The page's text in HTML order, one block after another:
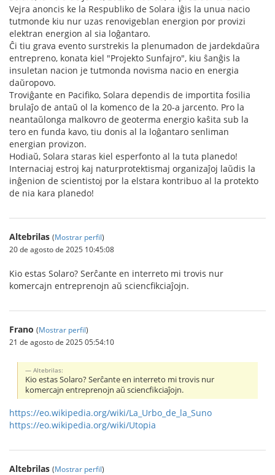
Vejra anoncis ke la Respubliko de Solara iĝis la unua nacio
tutmonde kiu nur uzas renovigeblan energion por provizi
elektran energion al sia loĝantaro.
Ĉi tiu grava evento surstrekis la plenumadon de jardekdaŭra
entrepreno, konata kiel "Projekto Sunfajro", kiu ŝanĝis la
insuletan nacion je tutmonda novisma nacio en energia
daŭropovo.
Troviĝante en Pacifiko, Solara dependis de importita fosilia
brulaĵo de antaŭ ol la komenco de la 20-a jarcento. Pro la
neantaŭlonga malkovro de geoterma energio kaŝita sub la
tero en funda kavo, tiu donis al la loĝantaro senliman
energian provizon.
Hodiaŭ, Solara staras kiel esperfonto al la tuta planedo!
Internaciaj estroj kaj naturprotektismaj organizaĵoj laŭdis la
inĝenion de scientistoj por la elstara kontribuo al la protekto
de nia kara planedo!
Altebrilas (Mostrar perfil)
20 de agosto de 2025 10:45:08
Kio estas Solaro? Serĉante en interreto mi trovis nur
komercajn entreprenojn aŭ sciencfikciaĵojn.
Frano (Mostrar perfil)
21 de agosto de 2025 05:54:10
Altebrilas:
Kio estas Solaro? Serĉante en interreto mi trovis nur
komercajn entreprenojn aŭ sciencfikciaĵojn.
https://eo.wikipedia.org/wiki/La_Urbo_de_la_Suno
https://eo.wikipedia.org/wiki/Utopia
Altebrilas (Mostrar perfil)